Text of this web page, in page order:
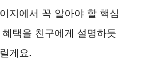
지에서 꼭 알아야 할 핵심
택을 친구에게 설명하듯
게요.